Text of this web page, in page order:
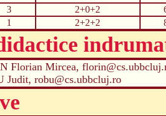
3 2+0+2
1 2+2+2
Florian Mircea,
Judit, robu@cs.ubbcluj.ro